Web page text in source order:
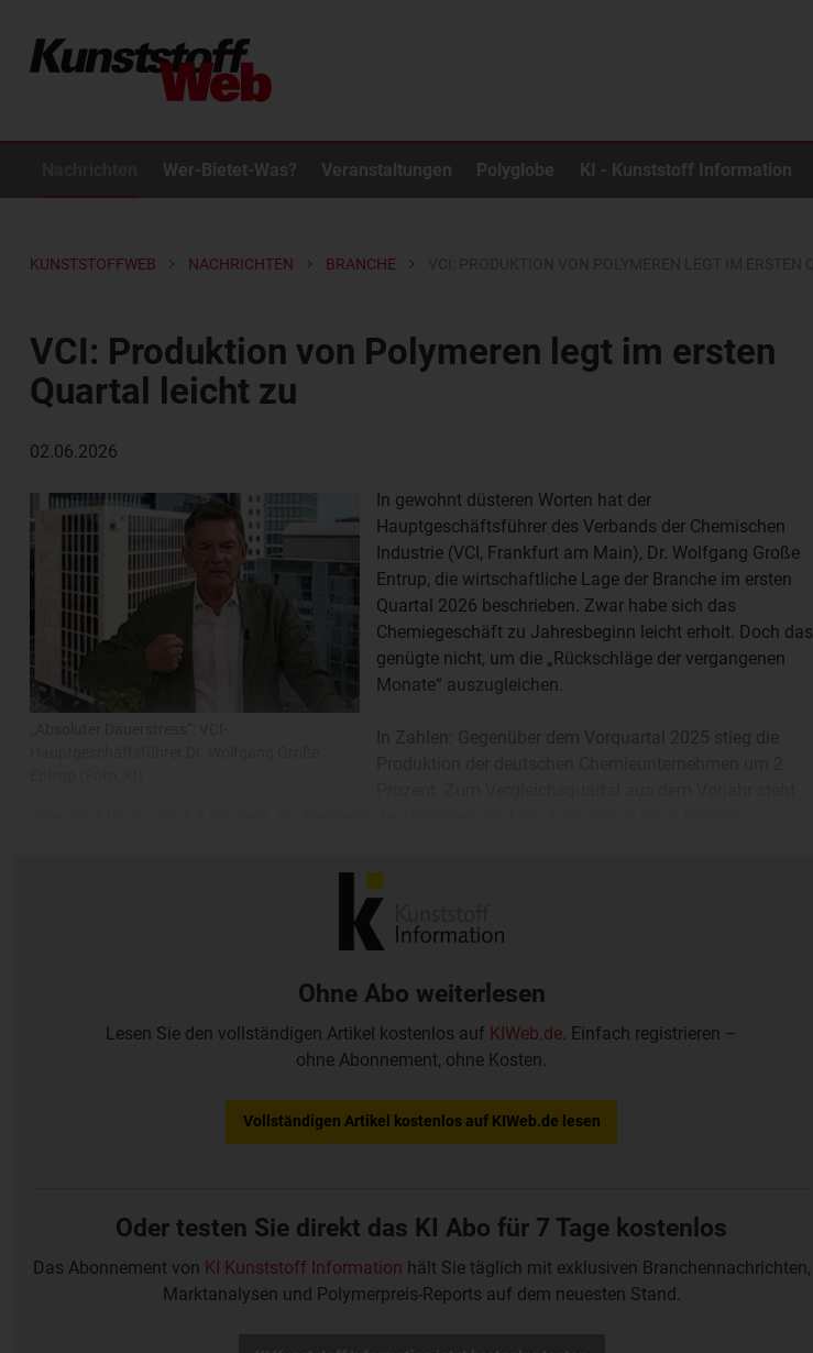
Wer-Bietet-Was? Veranstaltungen Polyglobe KI - Kunststoff Information
KUNSTSTOFFWEB NACHRICHTEN BRANCHE
VCI: Produktion von Polymeren legt im ersten
Quartal leicht zu
02.06.2026
In gewohnt düsteren Worten hat der
Hauptgeschäftsführer des Verbands der Chemischen
Industrie (VCI, Frankfurt am Main), Dr. Wolfgang Große
Entrup, die wirtschaftliche Lage der Branche im ersten
Quartal 2026 beschrieben. Zwar habe sich das
Chemiegeschäft zu Jahresbeginn leicht erholt. Doch das
genügte nicht, um die „Rückschläge der vergangenen
Monate“ auszugleichen.
In Zahlen: Gegenüber dem Vorquartal 2025 stieg die
zu. Zum ersten Quartal 2025 schlägt derweil ein Minus von 7,5 Prozent zu Buche.
Ohne Abo weiterlesen
Lesen Sie den vollständigen Artikel kostenlos auf KIWeb.de. Einfach registrieren –
ohne Abonnement, ohne Kosten.
Vollständigen Artikel kostenlos auf KIWeb.de lesen
Oder testen Sie direkt das KI Abo für 7 Tage kostenlos
Das Abonnement von KI Kunststoff Information hält Sie täglich mit exklusiven Branchennachrichten,
Marktanalysen und Polymerpreis-Reports auf dem neuesten Stand.